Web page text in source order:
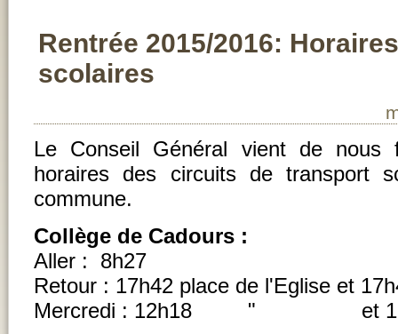
Rentrée 2015/2016:
scolaires
Le Conseil Général vient de nous
horaires des circuits de transport
commune.
Collège de Cadours :
Aller : 8h27
Retour : 17h42 place de l'Eglise et
Mercredi : 12h18 " et